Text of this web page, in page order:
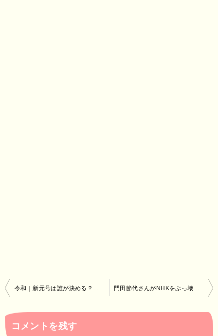
投
ナ
ビ
令和｜新元号は誰が決める？手順から重要人物を割り出す 門田節代さんがNHKをぶっ壊す！NHKから国民を守る党
コメントを残す